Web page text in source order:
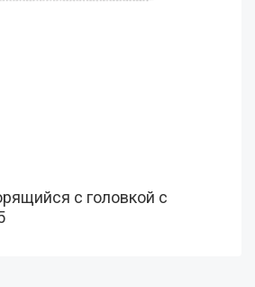
с головкой с